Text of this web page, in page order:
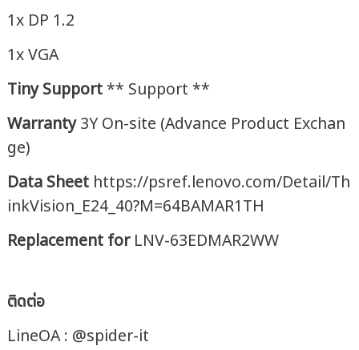
1x DP 1.2
1x VGA
Tiny Support ** Support **
Warranty3Y On-site (Advance Product Exchan
ge)
Data Sheet https://psref.lenovo.com/Detail/Th
inkVision_E24_40?M=64BAMAR1TH
Replacement for LNV-63EDMAR2WW
ติดต่อ
LineOA : @spider-it